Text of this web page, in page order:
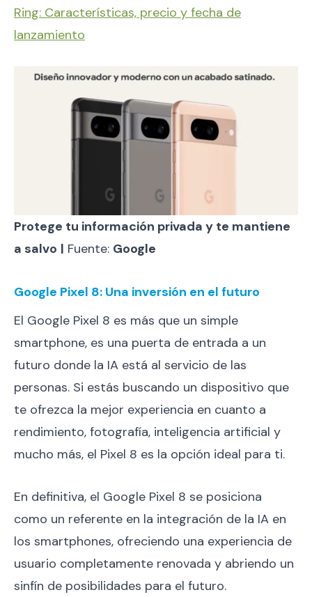
Ring: Características, precio y fecha de
lanzamiento
Protege tu información privada y te mantiene
a salvo | Fuente: Google
Google Pixel 8: Una inversión en el futuro
El Google Pixel 8 es más que un simple
smartphone, es una puerta de entrada a un
futuro donde la IA está al servicio de las
personas. Si estás buscando un dispositivo que
te ofrezca la mejor experiencia en cuanto a
rendimiento, fotografía, inteligencia artificial y
mucho más, el Pixel 8 es la opción ideal para ti.
En definitiva, el Google Pixel 8 se posiciona
como un referente en la integración de la IA en
los smartphones, ofreciendo una experiencia de
usuario completamente renovada y abriendo un
sinfín de posibilidades para el futuro.